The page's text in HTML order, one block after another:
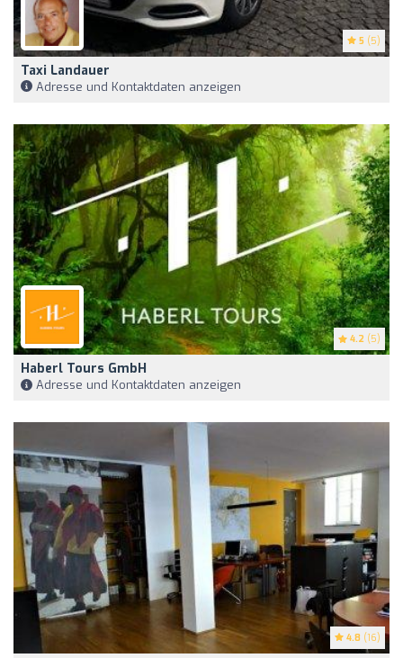
5 (5)
Taxi Landauer
Adresse und Kontaktdaten anzeigen
4.2 (5)
Haberl Tours GmbH
Adresse und Kontaktdaten anzeigen
4.8 (16)